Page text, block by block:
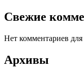
Свежие
Нет комментариев
Архивы